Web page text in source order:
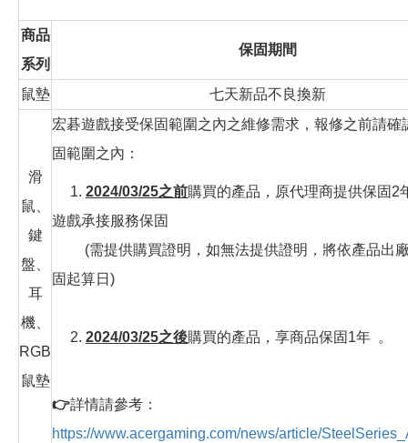
商品
系列
保固期間
鼠墊 七天新品不良換新
滑
鼠、
鍵
盤、
耳
機、
RGB
鼠墊
宏碁遊戲接受保固範圍之內之維修需求，報修之前請確
固範圍之內：
1. 2024/03/25之前購買的產品，原代理商提供保固2
遊戲承接服務保固
(需提供購買證明，如無法提供證明，將依產品出
固起算日)
2. 2024/03/25之後購買的產品，享商品保固1年 。
👉詳情請參考：
https://www.acergaming.com/news/article/